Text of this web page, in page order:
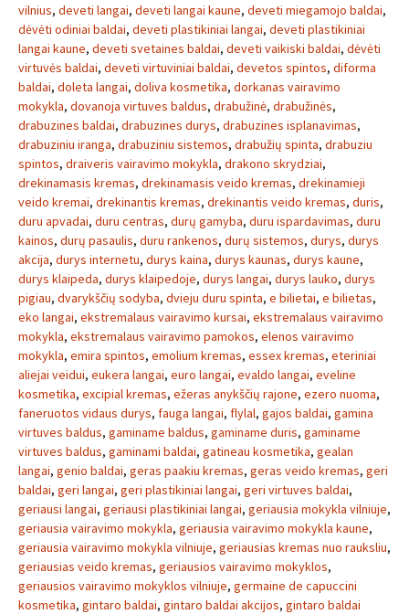
vilnius, deveti langai, deveti langai kaune, deveti miegamojo baldai,
dėvėti odiniai baldai, deveti plastikiniai langai, deveti plastikiniai
langai kaune, deveti svetaines baldai, deveti vaikiski baldai, dėvėti
virtuvės baldai, deveti virtuviniai baldai, devetos spintos, diforma
baldai, doleta langai, doliva kosmetika, dorkanas vairavimo
mokykla, dovanoja virtuves baldus, drabužinė, drabužinės,
drabuzines baldai, drabuzines durys, drabuzines isplanavimas,
drabuziniu iranga, drabuziniu sistemos, drabužių spinta, drabuziu
spintos, draiveris vairavimo mokykla, drakono skrydziai,
drekinamasis kremas, drekinamasis veido kremas, drekinamieji
veido kremai, drekinantis kremas, drekinantis veido kremas, duris,
duru apvadai, duru centras, durų gamyba, duru ispardavimas, duru
kainos, durų pasaulis, duru rankenos, durų sistemos, durys, durys
akcija, durys internetu, durys kaina, durys kaunas, durys kaune,
durys klaipeda, durys klaipedoje, durys langai, durys lauko, durys
pigiau, dvarykščių sodyba, dvieju duru spinta, e bilietai, e bilietas,
eko langai, ekstremalaus vairavimo kursai, ekstremalaus vairavimo
mokykla, ekstremalaus vairavimo pamokos, elenos vairavimo
mokykla, emira spintos, emolium kremas, essex kremas, eteriniai
aliejai veidui, eukera langai, euro langai, evaldo langai, eveline
kosmetika, excipial kremas, ežeras anykščių rajone, ezero nuoma,
faneruotos vidaus durys, fauga langai, flylal, gajos baldai, gamina
virtuves baldus, gaminame baldus, gaminame duris, gaminame
virtuves baldus, gaminami baldai, gatineau kosmetika, gealan
langai, genio baldai, geras paakiu kremas, geras veido kremas, geri
baldai, geri langai, geri plastikiniai langai, geri virtuves baldai,
geriausi langai, geriausi plastikiniai langai, geriausia mokykla vilniuje,
geriausia vairavimo mokykla, geriausia vairavimo mokykla kaune,
geriausia vairavimo mokykla vilniuje, geriausias kremas nuo rauksliu,
geriausias veido kremas, geriausios vairavimo mokyklos,
geriausios vairavimo mokyklos vilniuje, germaine de capuccini
kosmetika, gintaro baldai, gintaro baldai akcijos, gintaro baldai